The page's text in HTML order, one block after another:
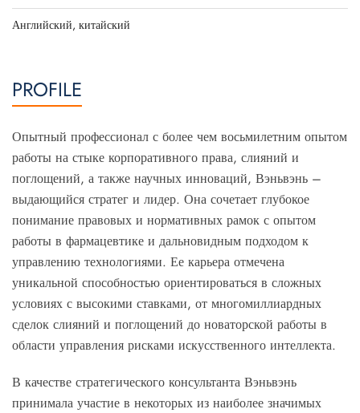
Английский, китайский
PROFILE
Опытный профессионал с более чем восьмилетним опытом
работы на стыке корпоративного права, слияний и
поглощений, а также научных инноваций, Вэньвэнь –
выдающийся стратег и лидер. Она сочетает глубокое
понимание правовых и нормативных рамок с опытом
работы в фармацевтике и дальновидным подходом к
управлению технологиями. Ее карьера отмечена
уникальной способностью ориентироваться в сложных
условиях с высокими ставками, от многомиллиардных
сделок слияний и поглощений до новаторской работы в
области управления рисками искусственного интеллекта.
В качестве стратегического консультанта Вэньвэнь
принимала участие в некоторых из наиболее значимых